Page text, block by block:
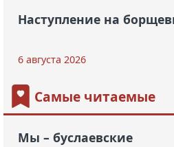
Наступление на
6 августа 2026
Самые читаемые
Мы – буслаевские